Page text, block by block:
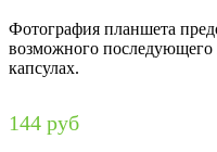
Фотография планшета
возможного последующего
капсулах.
144 руб